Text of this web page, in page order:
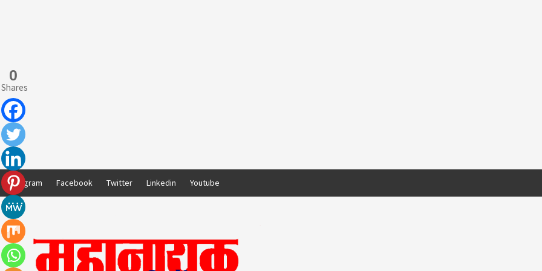
Skip
to
content
Instagram Facebook Twitter Linkedin Youtube
0
Shares